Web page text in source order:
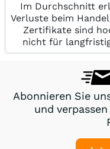
Im Durchschnitt
Verluste beim
Zertifikate sind
nicht für
Abonnieren Sie
und